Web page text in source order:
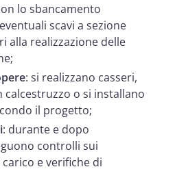
lo sbancamento
scavi a sezione
alla realizzazione delle
: si realizzano casseri,
o si installano
il progetto;
: durante e dopo
controlli sui
e verifiche di